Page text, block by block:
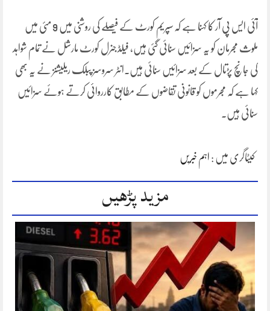
آئی ایس پی آر کا کہنا ہے کہ سپریم کورٹ کے فیصلے کی روشنی میں 9 مئی میں
ملوث مجرمان کو یہ سزائیں سنائی گئی ہیں، فیلڈ جنرل کورٹ مارشل نے تمام شواہد
کی جانچ پڑتال کے بعد سزائیں سنائی ہیں۔انٹر سروسز پبلک ریلیشنز نے یہ بھی
کہا ہے کہ مجرموں کو قانونی تقاضوں کے مطابق کارروائی کرتے ہوئے سزائیں
سنائی ہیں۔
کیٹاگری میں : اہم خبریں
مزید پڑھیں